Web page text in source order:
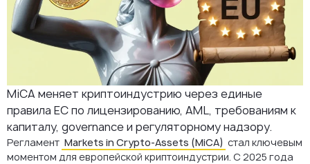
Аутсорсинг функций AML офицера и MLRO – Оптимальное
решение для бизнеса
Разделение криптоактивов и клиентских средств
ИКТ-системы и меры безопасности в соответствии с
требованиями MiCA и DORA
Безопасность ИКТ и устойчивость (требования MiCA и DORA)
Сроки подачи заявки на лицензию MiCA для существующих
компаний, зарегистрированных до 2025 года
MiCA меняет криптоиндустрию через единые
правила ЕС по лицензированию, AML, требованиям к
капиталу, governance и регуляторному надзору.
Регламент Markets in Crypto-Assets (MiCA) стал ключевым
моментом для европейской криптоиндустрии. С 2025 года